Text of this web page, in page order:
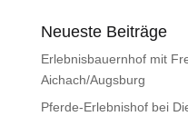
Neueste Beiträge
Erlebnisbauernhof mit
Aichach/Augsburg
Pferde-Erlebnishof bei